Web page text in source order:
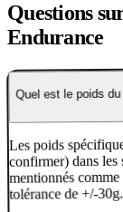
Questions
Endurance
Quel est le poids
Les poids
confirmer) dans les
mentionnés
tolérance de +/-30g.